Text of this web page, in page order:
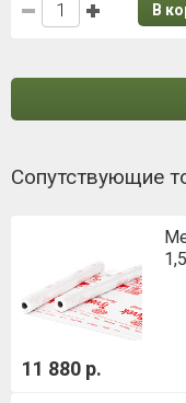
В
Сопутствующие
11 880 р.